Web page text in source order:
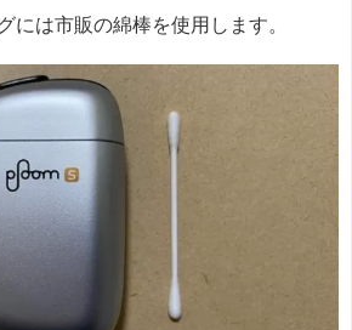
には市販の綿棒を使用します。